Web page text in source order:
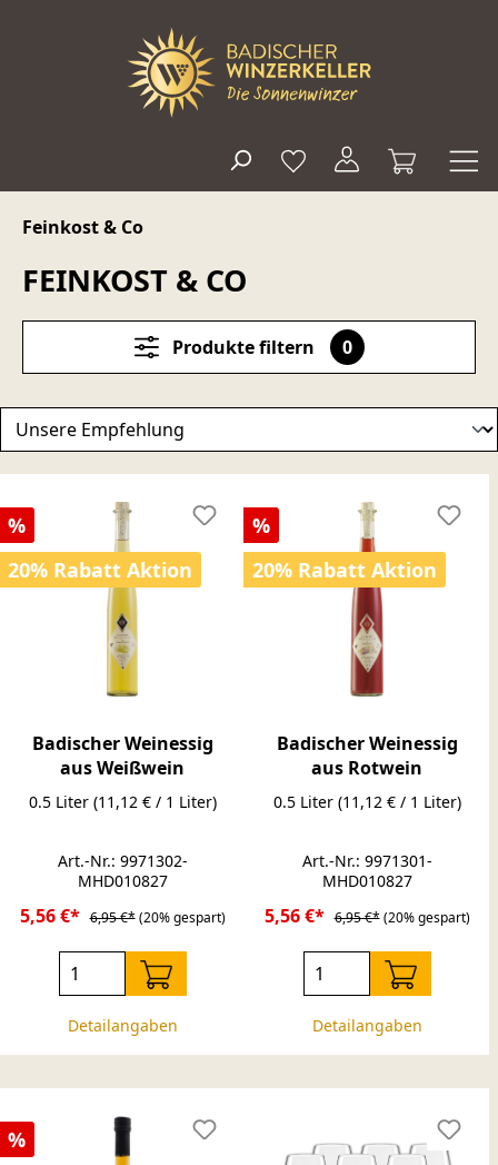
Feinkost & Co
FEINKOST & CO
Produkte filtern 0
Rabatt
%
20% Rabatt Aktion
Badischer Weinessig
aus Weißwein
0.5 Liter (11,12 € / 1 Liter)
Art.-Nr.: 9971302-
MHD010827
5,56 €* 6,95 €* (20% gespart)
Detailangaben
Rabatt
%
20% Rabatt Aktion
Badischer Weinessig
aus Rotwein
0.5 Liter (11,12 € / 1 Liter)
Art.-Nr.: 9971301-
MHD010827
5,56 €* 6,95 €* (20% gespart)
Detailangaben
Rabatt
%